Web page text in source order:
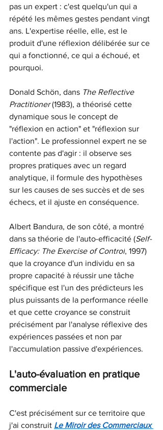
pas un expert : c'est quelqu'un qui a
répété les mêmes gestes pendant vingt
ans. L'expertise réelle, elle, est le
produit d'une réflexion délibérée sur ce
qui a fonctionné, ce qui a échoué, et
pourquoi.
Donald Schön, dans The Reflective
Practitioner (1983), a théorisé cette
dynamique sous le concept de
"réflexion en action" et "réflexion sur
l'action". Le professionnel expert ne se
contente pas d'agir : il observe ses
propres pratiques avec un regard
analytique, il formule des hypothèses
sur les causes de ses succès et de ses
échecs, et il ajuste en conséquence.
Albert Bandura, de son côté, a montré
dans sa théorie de l'auto-efficacité (Self-
Efficacy: The Exercise of Control, 1997)
que la croyance d'un individu en sa
propre capacité à réussir une tâche
spécifique est l'un des prédicteurs les
plus puissants de la performance réelle
et que cette croyance se construit
précisément par l'analyse réflexive des
expériences passées et non par
l'accumulation passive d'expériences.
L'auto-évaluation en pratique
commerciale
C'est précisément sur ce territoire que
j'ai construit Le Miroir des Commerciaux